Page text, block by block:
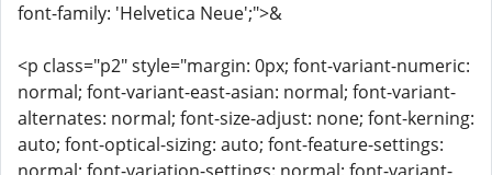
font-family: 'Helvetica Neue';">&
<p class="p2" style="margin: 0px; font-variant-numeric:
normal; font-variant-east-asian: normal; font-variant-
alternates: normal; font-size-adjust: none; font-kerning:
auto; font-optical-sizing: auto; font-feature-settings: